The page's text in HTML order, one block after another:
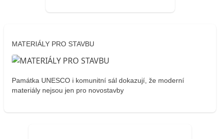
MATERIÁLY PRO STAVBU
Památka UNESCO i komunitní sál dokazují, že moderní
materiály nejsou jen pro novostavby